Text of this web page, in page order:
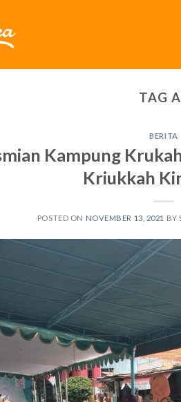
TAG
BERITA
Kampung
Kriukkah
POSTED ON NOVEMBER 13, 2021 BY